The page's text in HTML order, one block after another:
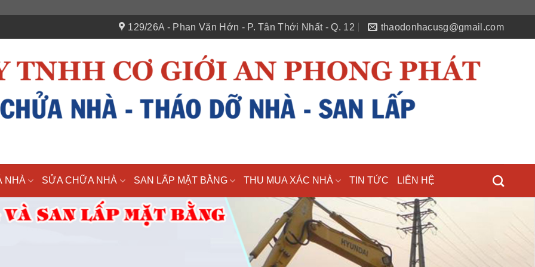
129/26A - Phan Văn Hớn - P. Tân Thới Nhất - Q. 12 thaodonhacusg@gmail.com
NHÀ SỬA CHỮA NHÀ SAN LẤP MẶT BẰNG THU MUA XÁC NHÀ TIN TỨC LIÊN HỆ